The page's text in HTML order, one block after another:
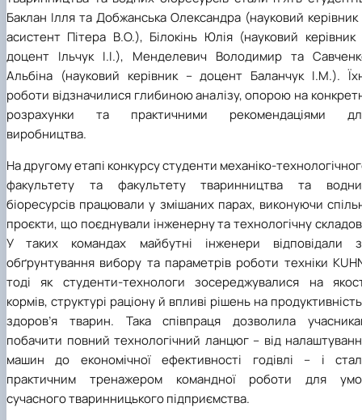
Баклан Ілля та Добжанська Олександра (науковий керівник
асистент Пітера В.О.), Білокінь Юлія (науковий керівник
доцент Ільчук І.І.), Менделевич Володимир та
Альбіна (науковий керівник – доцент Баланчук І.М.).
роботи відзначилися глибиною аналізу, опорою на
розрахунки та практичними рекомендаціями
виробництва.
На другому етапі конкурсу студенти механіко-
факультету та факультету тваринництва та
біоресурсів працювали у змішаних парах, виконуючи
проєкти, що поєднували інженерну та технологічну
У таких командах майбутні інженери відповідали
обґрунтування вибору та параметрів роботи техніки
тоді як студенти-технологи зосереджувалися на
кормів, структурі раціону й впливі рішень на продуктивність
здоров’я тварин. Така співпраця дозволила
побачити повний технологічний ланцюг – від
машин до економічної ефективності годівлі – і
практичним тренажером командної роботи для
сучасного тваринницького підприємства.